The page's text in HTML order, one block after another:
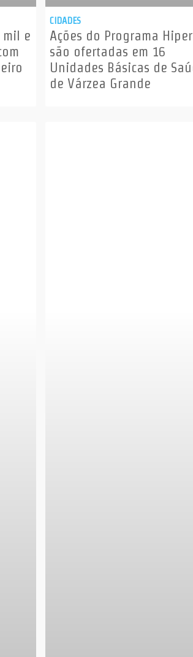
mil e
CIDADES
Ações do Programa
são ofertadas em 16
Unidades Básicas de
de Várzea Grande